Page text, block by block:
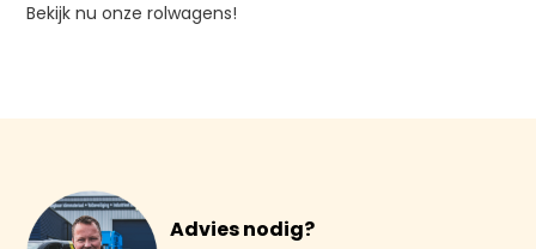
Bekijk nu onze rolwagens!
Advies nodig?